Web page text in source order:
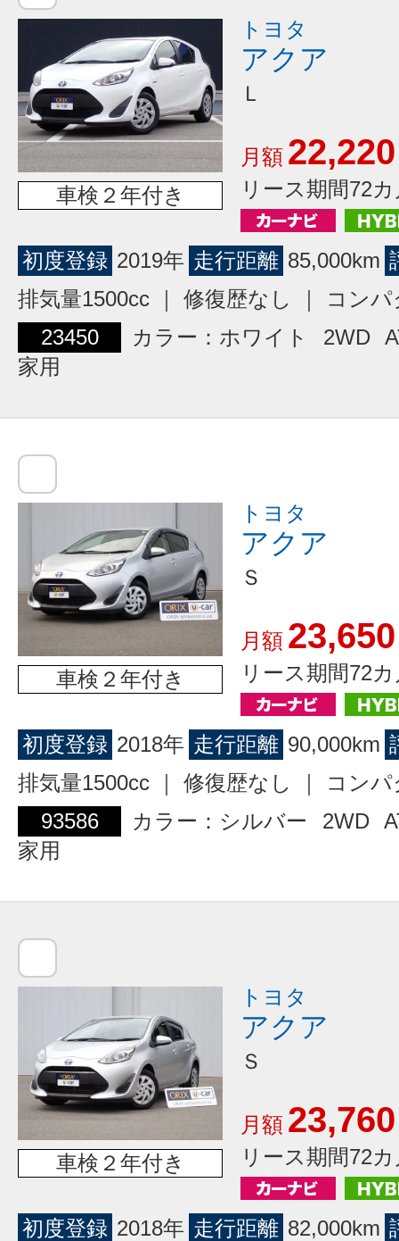
車検２年付き
トヨタ
アクア
Ｌ
月額 22,220
リース期間72
初度登録 2019年 走行距離 85,000km
排気量1500cc ｜ 修復歴なし ｜ コン
23450
カラー：ホワイト 2WD
家用
車検２年付き
トヨタ
アクア
Ｓ
月額 23,650
リース期間72
初度登録 2018年 走行距離 90,000km
排気量1500cc ｜ 修復歴なし ｜ コン
93586
カラー：シルバー 2WD
家用
車検２年付き
トヨタ
アクア
Ｓ
月額 23,760
リース期間72
初度登録 2018年 走行距離 82,000km